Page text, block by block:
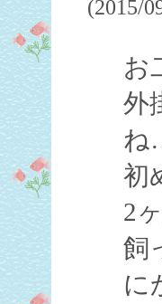
(2015/
お
外
ね
初
2
飼
に